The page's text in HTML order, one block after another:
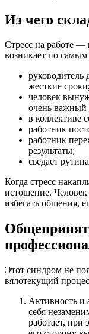
Из чего
Стресс на работе —
возникает по
руководитель
жесткие
человек
очень важный
в коллективе
работник
работник
результаты;
сьедает
Когда стресс
истощение.
избегать общения,
Этот синдром не
вялотекущий
Активность и
себя
работает, при